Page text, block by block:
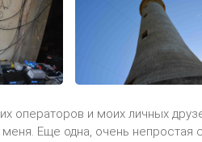
операторов и моих личных
Еще одна, очень